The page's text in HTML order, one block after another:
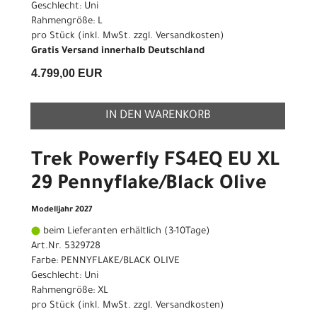
Geschlecht: Uni
Rahmengröße: L
pro Stück (inkl. MwSt. zzgl. Versandkosten )
Gratis Versand innerhalb Deutschland
4.799,00 EUR
IN DEN WARENKORB
Trek Powerfly FS4EQ EU XL
29 Pennyflake/Black Olive
Modelljahr 2027
beim Lieferanten erhältlich (3-10Tage)
Art.Nr. 5329728
Farbe: PENNYFLAKE/BLACK OLIVE
Geschlecht: Uni
Rahmengröße: XL
pro Stück (inkl. MwSt. zzgl. Versandkosten )